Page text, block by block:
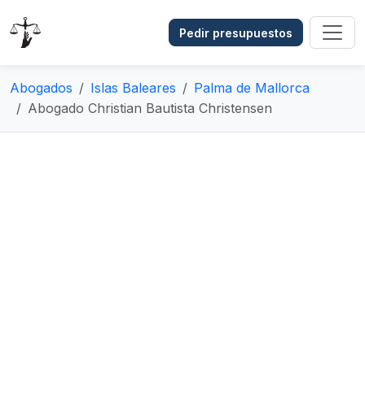
Pedir presupuestos
Abogados Islas Baleares
Palma de Mallorca
Abogado Christian Bautista Christensen